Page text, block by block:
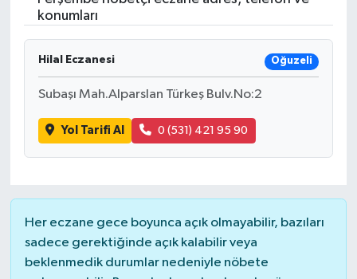
konumları
Hilal Eczanesi Oğuzeli
Subaşı Mah.Alparslan Türkeş Bulv.No:2
Yol Tarifi Al 0 (531) 421 95 90
Her eczane gece boyunca açık olmayabilir, bazıları
sadece gerektiğinde açık kalabilir veya
beklenmedik durumlar nedeniyle nöbete